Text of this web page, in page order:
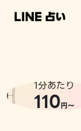
相談事例
1分あたり
110円〜